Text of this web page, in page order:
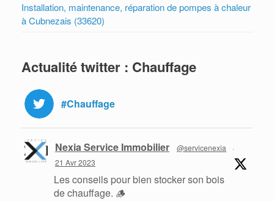
Installation, maintenance, réparation de pompes à chaleur
à Cubnezais (33620)
Actualité twitter : Chauffage
#Chauffage
Nexia Service Immobilier @servicenexia
·
21 Avr 2023
Les conseils pour bien stocker son bois
de chauffage. 🪵